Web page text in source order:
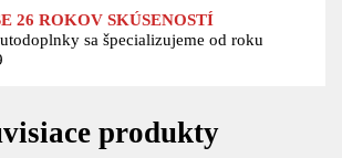
26 ROKOV SKÚSENOSTÍ
sa špecializujeme od roku
produkty